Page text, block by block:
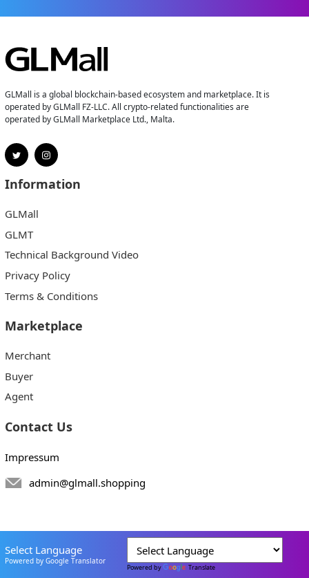
GLMall is a global blockchain-based ecosystem and marketplace. It is
operated by GLMall FZ-LLC. All crypto-related functionalities are
operated by GLMall Marketplace Ltd., Malta.
Information
GLMall
GLMT
Technical Background Video
Privacy Policy
Terms & Conditions
Marketplace
Merchant
Buyer
Agent
Contact Us
Impressum
admin@glmall.shopping
Select Language
Powered by Google Translator
Powered by Translate